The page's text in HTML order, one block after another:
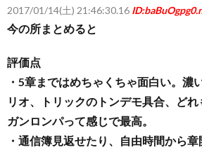
2017/01/14(土) 21:46:30.16
今の所まとめると
評価点
・5章まではめちゃくちゃ面白い。濃
リオ、トリックのトンデモ具合、ど
ガンロンパって感じで最高。
・通信簿見返せたり、自由時間から